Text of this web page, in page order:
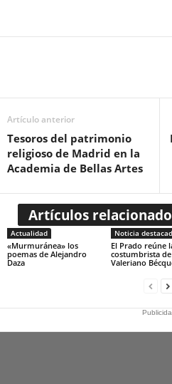
Artículo anterior
Tesoros del patrimonio
religioso de Madrid en la
Academia de Bellas Artes
Artículos
Actualidad
«Murmuránea» los
poemas de Alejandro
Daza
Noticia
El Prado reúne
costumbrista de
Valeriano